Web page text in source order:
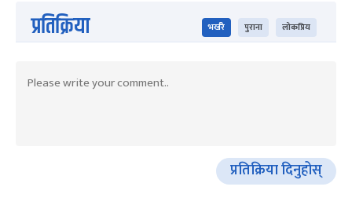
प्रतिक्रिया भर्खरै पुराना लोकप्रिय
प्रतिक्रिया दिनुहोस्